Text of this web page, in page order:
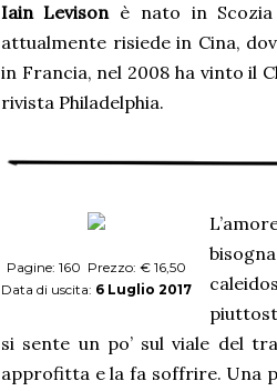
Iain Levisonè nato in Scozia
attualmente risiede in Cina,
in Francia, nel 2008 ha vinto il
rivista Philadelphia.
Pagine: 160 Prezzo: € 16,50
Data di uscita: 6 Luglio 2017
si sente un po’ sul viale del
approfitta e la fa soffrire. Una